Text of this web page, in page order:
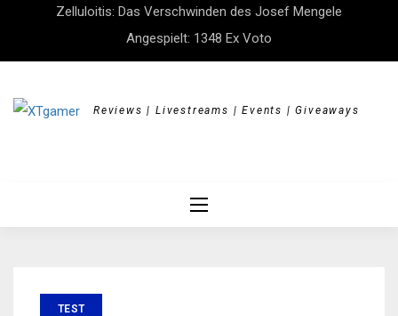
Zelluloitis: Das Verschwinden des Josef Mengele
Angespielt: 1348 Ex Voto
Reviews | Livestreams | Events | Giveaways
TEST